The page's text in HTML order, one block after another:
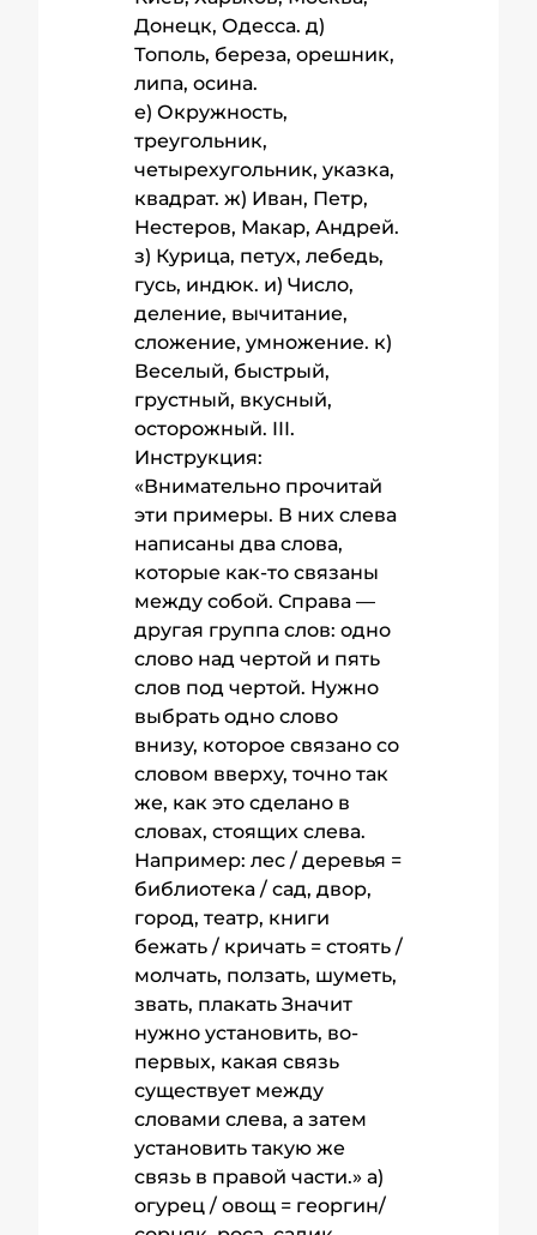
Донецк, Одесса. д)
Тополь, береза, орешник,
липа, осина.
е) Окружность,
треугольник,
четырехугольник, указка,
квадрат. ж) Иван, Петр,
Нестеров, Макар, Андрей.
з) Курица, петух, лебедь,
гусь, индюк. и) Число,
деление, вычитание,
сложение, умножение. к)
Веселый, быстрый,
грустный, вкусный,
осторожный. III.
Инструкция:
«Внимательно прочитай
эти примеры. В них слева
написаны два слова,
которые как-то связаны
между собой. Справа —
другая группа слов: одно
слово над чертой и пять
слов под чертой. Нужно
выбрать одно слово
внизу, которое связано со
словом вверху, точно так
же, как это сделано в
словах, стоящих слева.
Например: лес / деревья =
библиотека / сад, двор,
город, театр, книги
бежать / кричать = стоять /
молчать, ползать, шуметь,
звать, плакать Значит
нужно установить, во-
первых, какая связь
существует между
словами слева, а затем
установить такую же
связь в правой части.» а)
огурец / овощ = георгин/